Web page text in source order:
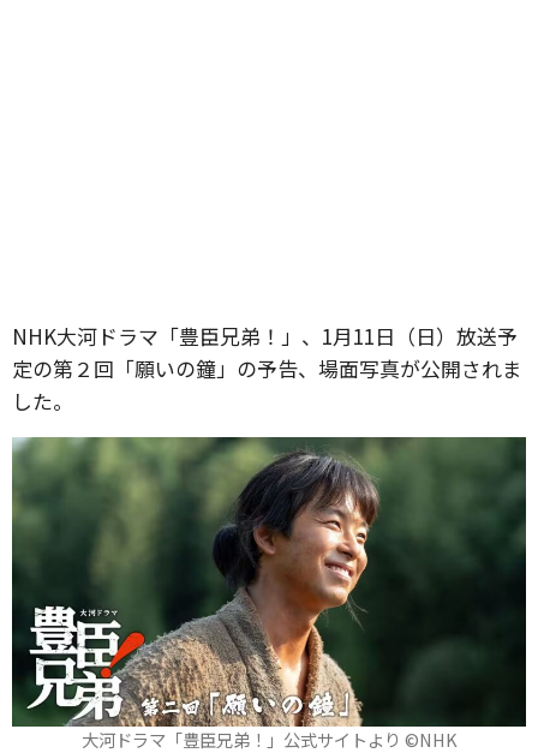
NHK大河ドラマ「豊臣兄弟！」、1月11日（日）放送予
定の第２回「願いの鐘」の予告、場面写真が公開されま
した。
大河ドラマ「豊臣兄弟！」公式サイトより ©️NHK